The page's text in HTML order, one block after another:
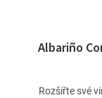
Albariño
Rozšiřte své